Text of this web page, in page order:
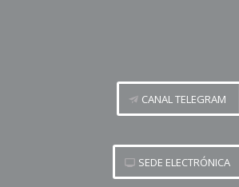
CANAL TELEGRAM
SEDE ELECTRÓNICA